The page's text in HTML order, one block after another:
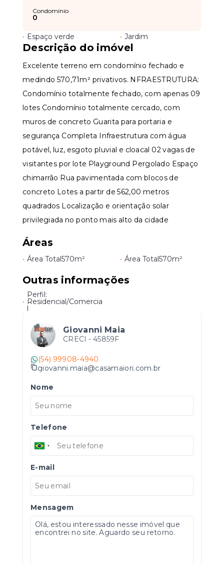
Condomínio
0
• Espaço verde • Jardim
Descrição do imóvel
Excelente terreno em condomínio fechado e
medindo 570,71m² privativos. NFRAESTRUTURA:
Condomínio totalmente fechado, com apenas 09
lotes Condomínio totalmente cercado, com
muros de concreto Guarita para portaria e
segurança Completa Infraestrutura com água
potável, luz, esgoto pluvial e cloacal 02 vagas de
visitantes por lote Playground Pergolado Espaço
chimarrão Rua pavimentada com blocos de
concreto Lotes a partir de 562,00 metros
quadrados Localização e orientação solar
privilegiada no ponto mais alto da cidade
Áreas
• Área Total570m² • Área Total570m²
Outras informações
•
Perfil:
Residencial/Comercia
l
Giovanni Maia
CRECI - 45859F
(54) 99908-4940
giovanni.maia@casamaiori.com.br
Nome
Telefone
E-mail
Mensagem